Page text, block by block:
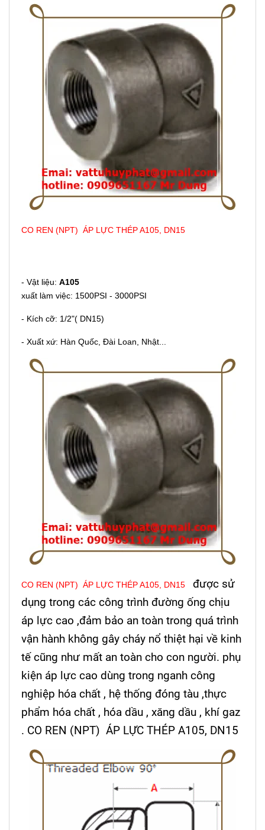
CO REN (NPT) ÁP LỰC THÉP A105, DN15
- Vật liệu: A105
xuất làm việc: 1500PSI - 3000PSI
- Kích cỡ: 1/2"( DN15)
- Xuất xứ: Hàn Quốc, Đài Loan, Nhật...
CO REN (NPT) ÁP LỰC THÉP A105, DN15
được sử
dụng trong các công trình đường ống chịu
áp lực cao ,đảm bảo an toàn trong quá trình
vận hành không gây cháy nổ thiệt hại về kinh
tế cũng như mất an toàn cho con người. phụ
kiện áp lực cao dùng trong nganh công
nghiệp hóa chất , hệ thống đóng tàu ,thực
phẩm hóa chất , hóa dầu , xăng dầu , khí gaz
. CO REN (NPT) ÁP LỰC THÉP A105, DN15